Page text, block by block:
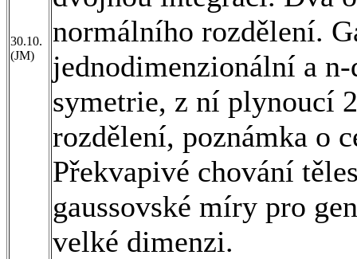
30.10.
(JM)
normálního rozdělení.
jednodimenzionální a
symetrie, z ní plynoucí
rozdělení, poznámka o
Překvapivé chování
gaussovské míry pro
velké dimenzi.